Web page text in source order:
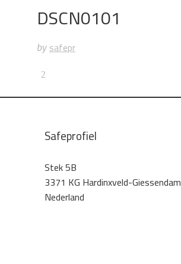
DSCN0101
by safepr
Safeprofiel
Stek 5B
3371 KG Hardinxveld-Giessendam
Nederland